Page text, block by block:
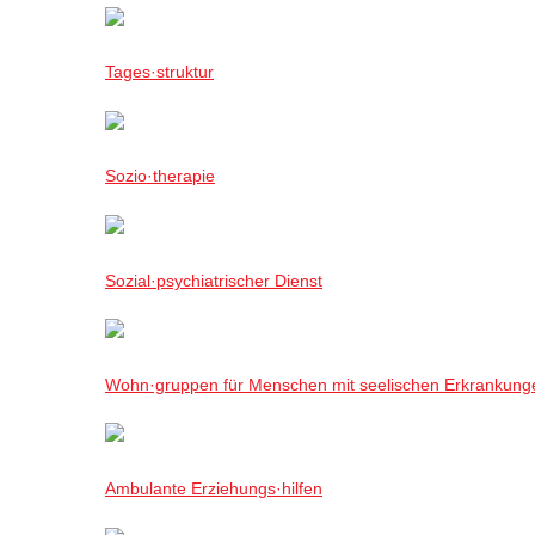
Tages·struktur
Sozio·therapie
Sozial·psychiatrischer Dienst
Wohn·gruppen für Menschen mit seelischen
Ambulante Erziehungs·hilfen